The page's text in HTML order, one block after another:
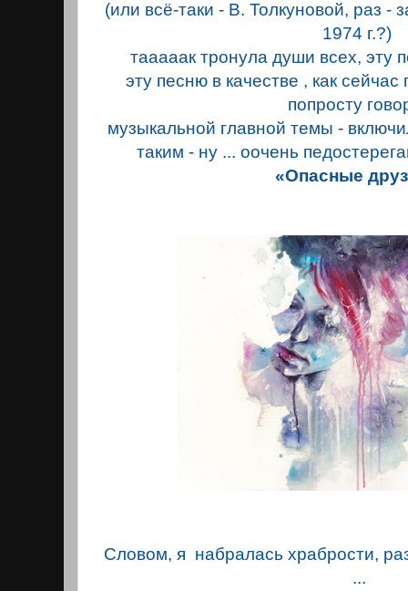
(или всё-таки - В. Толкуновой, раз -
1974 г.?)
тааааак тронула души всех,
эту песню в качестве , как сейчас
попросту
музыкальной главной темы -
таким - ну ... оочень
«Опасные
Словом, я набралась храбрости,
...